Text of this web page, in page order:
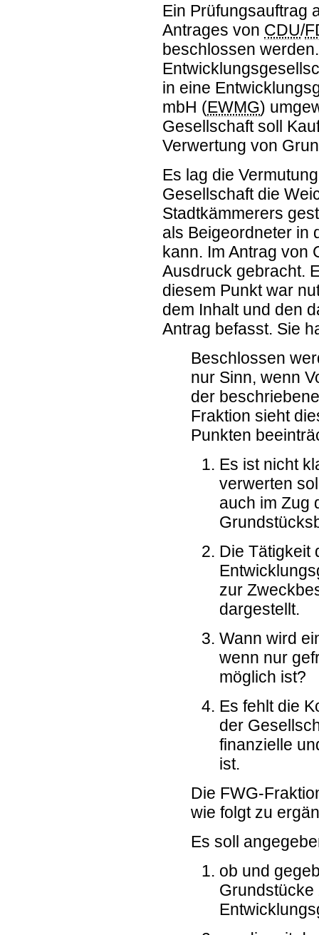
Ein Prüfungsauftrag
Antrages von CDU/
beschlossen
in eine
mbH (EWMG)
Gesellschaft soll
Verwertung von
Es lag die
Gesellschaft die
Stadtkämmerers
als Beigeordneter in
kann. Im Antrag von
Ausdruck gebracht.
diesem Punkt war
dem Inhalt und den
Antrag befasst. Sie
Beschlossen
nur Sinn, wenn
der
Fraktion sieht
Punkten
Es ist nicht
verwerten
auch im Zug
Die Tätigkeit
zur
dargestellt.
Wann wird
wenn nur
möglich ist?
Es fehlt die
der
finanzielle
ist.
Die FWG-
wie folgt zu
Es soll
ob und